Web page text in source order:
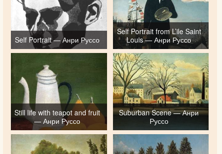
Self Portrait — Анри Руссо
Self Portrait from L’ile Saint
Louis — Анри Руссо
Still life with teapot and fruit
— Анри Руссо
Suburban Scene — Анри
Руссо